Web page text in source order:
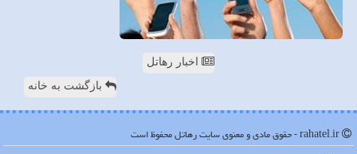
اخبار رهاتل
بازگشت به خانه